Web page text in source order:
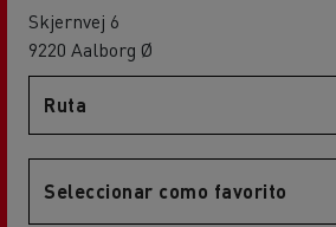
Skjernvej 6
9220 Aalborg Ø
Ruta
Seleccionar como favorito